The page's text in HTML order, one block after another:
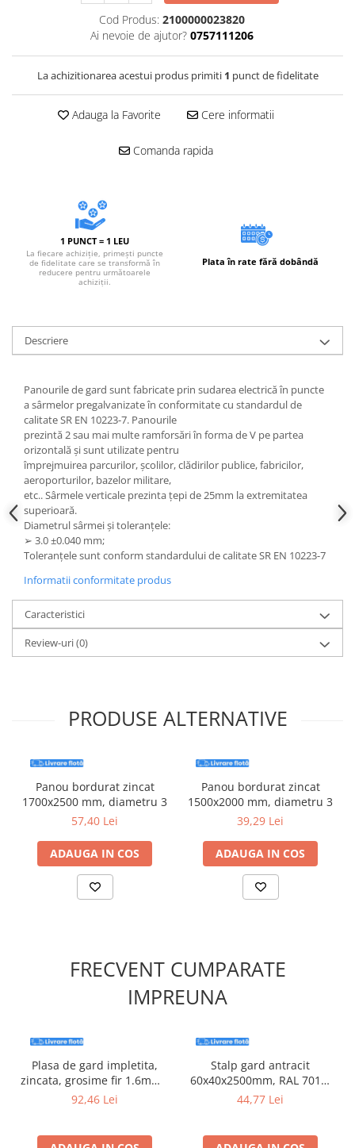
Surubelnite, clesti si chei
Ciocane si topoare
Cuttere, cutite si foarfece
Accesorii si consumabile
Accesorii pentru polizare, slefuire
Organizatoare
Accesorii unelte
Role abrazive
Unelte electrice speciale
Rigle si echere
Nivele
Markere
Suruburi, cuie, dibluri si alte
elemente de fixare
Dibluri
Dibluri cu surub
Dibluri cui percutie
Dibluri cu carlig
Dibluri pentru gips-carton
Dibluri pentru lemn
Dibluri pentru termoizolatii
Dibluri rosii SFX
Suruburi
Suruburi pentru gips-carton
Suruburi pentru tabla
Cuie
Cuie constructii
Finisaje si amenajari interioare
Gips carton, profile si accesorii
Placi gips carton
Profile gips carton
Accesorii gips carton
Adezivi montaj
Spuma
Accesorii parchet
Plinta si accesorii
Izolatori parchet
Cod Produs: 2100000023820
Ai nevoie de ajutor? 0757111206
La achizitionarea acestui produs primiti 1 punct de fidelitate
Adauga la Favorite Cere informatii
Comanda rapida
1 PUNCT = 1 LEU
La fiecare achiziție, primești puncte
de fidelitate care se transformă în
reducere pentru următoarele
achiziții.
Plata în rate fără dobândă
Descriere
Panourile de gard sunt fabricate prin sudarea electrică în puncte
a sârmelor pregalvanizate în conformitate cu standardul de
calitate SR EN 10223-7. Panourile
prezintă 2 sau mai multe ramforsări în forma de V pe partea
orizontală și sunt utilizate pentru
împrejmuirea parcurilor, școlilor, clădirilor publice, fabricilor,
aeroporturilor, bazelor militare,
etc.. Sârmele verticale prezinta țepi de 25mm la extremitatea
superioară.
Diametrul sârmei și toleranțele:
➢ 3.0 ±0.040 mm;
Toleranțele sunt conform standardului de calitate SR EN 10223-7
Informatii conformitate produs
Caracteristici
Review-uri(0)
PRODUSE ALTERNATIVE
Panou bordurat zincat
1700x2500 mm, diametru 3
57,40 Lei
ADAUGA IN COS
Panou bordurat zincat
1500x2000 mm, diametru 3
39,29 Lei
ADAUGA IN COS
FRECVENT CUMPARATE
IMPREUNA
Plasa de gard impletita,
zincata, grosime fir 1.6mm -
1.5x10m
92,46 Lei
Stalp gard antracit
60x40x2500mm, RAL 7016,
grosime 1.2mm
44,77 Lei